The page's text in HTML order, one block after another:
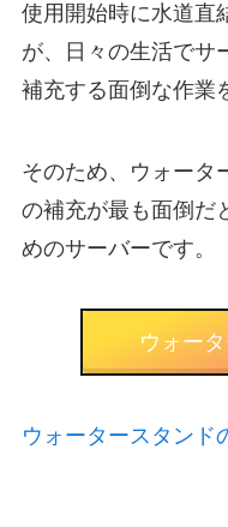
使用開始時に水道直
が、日々の生活でサ
補充する面倒な作業
そのため、ウォータ
の補充が最も面倒だ
めのサーバーです。
ウォー
ウォータースタンド